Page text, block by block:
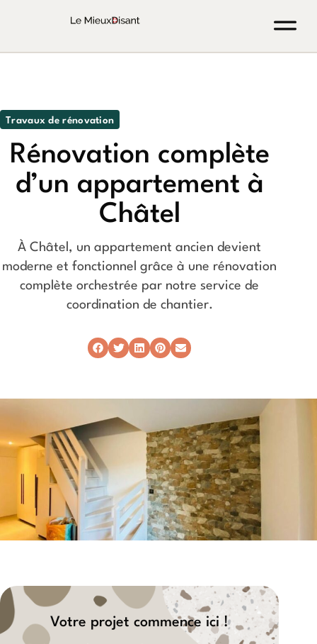
Travaux de rénovation
Rénovation complète
d’un appartement à
Châtel
À Châtel, un appartement ancien devient
moderne et fonctionnel grâce à une rénovation
complète orchestrée par notre service de
coordination de chantier.
Votre projet commence ici !